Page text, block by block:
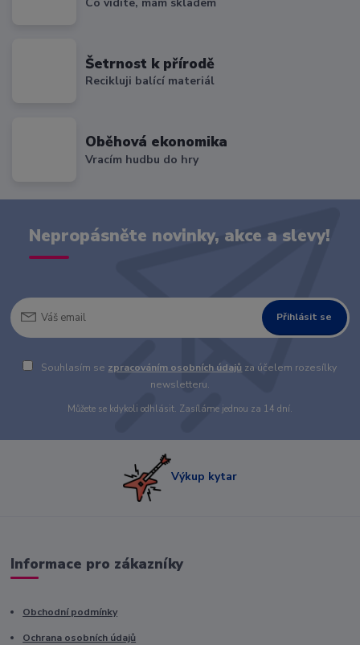
Šetrnost k přírodě
Recikluji balící materiál
Oběhová ekonomika
Vracím hudbu do hry
Nepropásněte novinky, akce a slevy!
Přihlásit se
Souhlasím se zpracováním osobních údajů za účelem rozesílky
newsletteru.
Můžete se kdykoli odhlásit. Zasíláme jednou za 14 dní.
Výkup kytar
Informace pro zákazníky
Obchodní podmínky
Ochrana osobních údajů